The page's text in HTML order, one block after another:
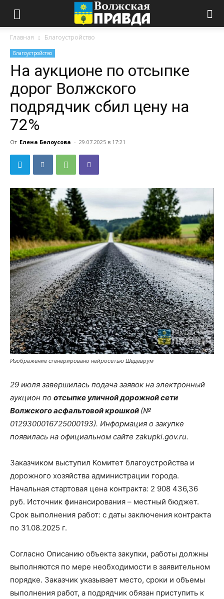
Главная Благоустройство
Благоустройство
На аукционе по отсыпке
дорог Волжского
подрядчик сбил цену на
72%
От Елена Белоусова - 29.07.2025 в 17:21
Изображение сгенерировано нейросетью Шедеврум
29 июля завершилась подача заявок на электронный
аукцион по отсыпке уличной дорожной сети
Волжского асфальтовой крошкой (№
0129300016725000193). Информация о закупке
появилась на официальном сайте zakupki.gov.ru.
Заказчиком выступил Комитет благоустройства и
дорожного хозяйства администрации города.
Начальная стартовая цена контракта: 2 908 436,36
руб. Источник финансирования – местный бюджет.
Срок выполнения работ: с даты заключения контракта
по 31.08.2025 г.
Согласно Описанию объекта закупки, работы должны
выполняются по мере необходимости в заявительном
порядке. Заказчик указывает место, сроки и объемы
выполнения работ, а подрядчик обязан приступить к